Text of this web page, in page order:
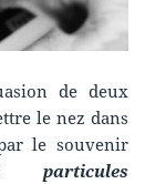
de deux
le nez dans
le souvenir
particules